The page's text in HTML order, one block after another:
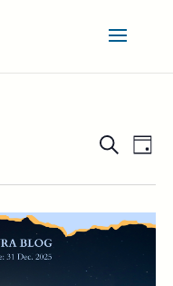
DE
Y
VISTAS
EVENTOS
Buscar
DE
Día